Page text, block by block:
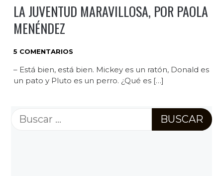
LA JUVENTUD MARAVILLOSA, POR PAOLA
MENÉNDEZ
5 COMENTARIOS
– Está bien, está bien. Mickey es un ratón, Donald es
un pato y Pluto es un perro. ¿Qué es […]
Buscar: